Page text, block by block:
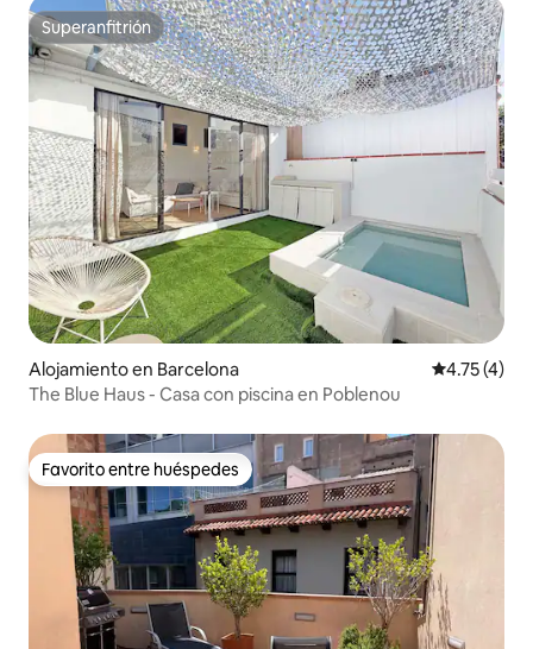
Superanfitrión
Superanfitrión
Alojamiento en Barcelona Calificación
4.75 (4)
The Blue Haus - Casa con piscina en Poblenou
Favorito entre huéspedes
Favorito entre huéspedes